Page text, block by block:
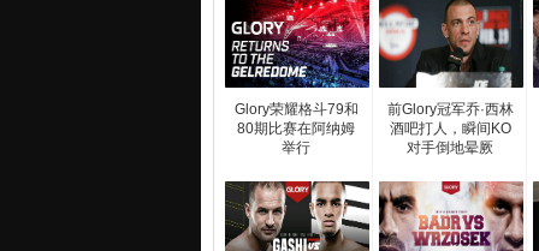
Glory荣耀格斗79和
80期比赛在阿纳姆
举行
前Glory冠军乔·西林
酒吧打人，瞬间KO
对手倒地晕厥